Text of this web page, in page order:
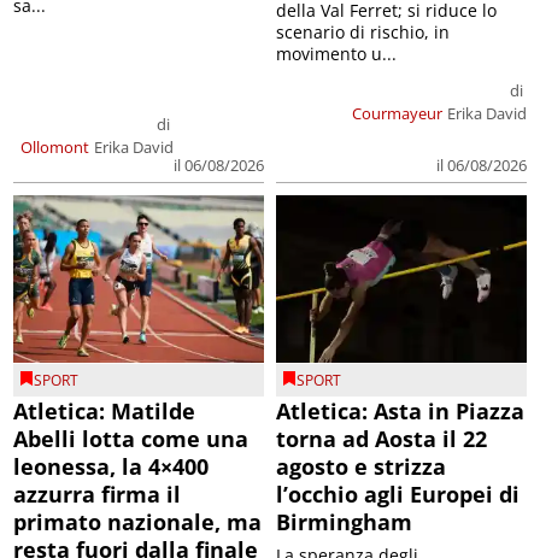
Ollomont
di
Erika David
il 06/08/2026
sa...
Courmayeur
di
Erika David
il 06/08/2026
della Val Ferret; si riduce lo
scenario di rischio, in
movimento u...
SPORT
Atletica: Matilde
Abelli lotta come una
leonessa, la 4×400
azzurra firma il
primato nazionale, ma
resta fuori dalla finale
SPORT
Atletica: Asta in Piazza
torna ad Aosta il 22
agosto e strizza
l’occhio agli Europei di
Birmingham